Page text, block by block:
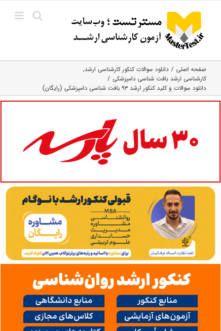
content
صفحه اصلی
دانلود سوالات کنکور کارشناسی ارشد
کارشناسی ارشد بافت‌ شناسی دامپزشکی
دانلود سوالات و کلید کنکور ارشد ۹۳ بافت شناسی دامپزشکی (رایگان)